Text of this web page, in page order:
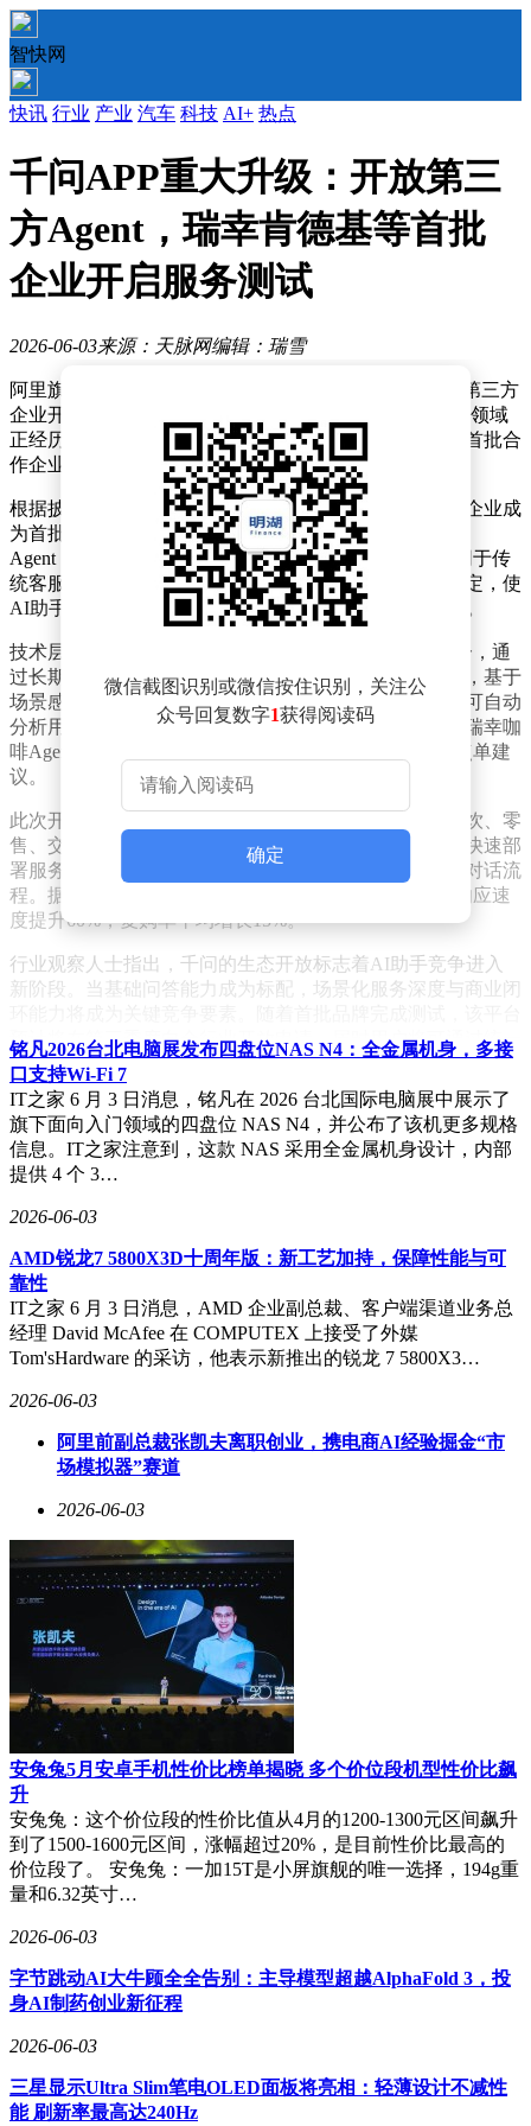
智快网
快讯 行业 产业 汽车 科技 AI+ 热点
千问APP重大升级：开放第三
方Agent，瑞幸肯德基等首批
企业开启服务测试
2026-06-03来源：天脉网编辑：瑞雪
阿里旗下千问APP近日宣布完成重大战略升级，正式向第三方
企业开放Agent与Skill生态体系。这一举措标志着AI助手领域
正经历从单一工具向综合性商业服务平台的深度转型，首批合
作企业已进入测试阶段并将逐步上线服务。
根据披露信息，瑞幸咖啡、东方航空、肯德基等十余家企业成
为首批战略合作伙伴。这些品牌将在千问平台构建专属
Agent，通过自然语言交互为用户提供个性化服务。不同于传
统客服系统，新平台支持企业自定义服务边界与角色设定，使
AI助手既能扮演专业旅行顾问，也可化身贴心咖啡管家。
技术层面，升级后的Agent系统具备两大核心能力：其一，通
过长期对话积累用户偏好，形成个性化服务记忆；其二，基于
场景感知主动触发服务流程。例如东方航空的智能助手可自动
分析用户历史行程，在航班异常时主动推送改签方案；瑞幸咖
啡Agent则能根据门店客流数据，提前向常客发送错峰点单建
议。
此次开放战略突破了平台自有服务的边界，形成覆盖餐饮、零
售、交通等多领域的服务矩阵。企业可通过标准化接口快速部
署服务入口，将订票、点餐、会员管理等核心功能嵌入对话流
程。据测试数据显示，接入Agent系统的企业用户服务响应速
度提升60%，复购率平均增长15%。
行业观察人士指出，千问的生态开放标志着AI助手竞争进入
新阶段。当基础问答能力成为标配，场景化服务深度与商业闭
预计将在第三季度向全行业开放申请，届时用户将可通过统一
入口获得跨品牌、跨场景的智能服务体验。
微信截图识别或微信按住识别，关注公
众号回复数字1获得阅读码
确定
铭凡2026台北电脑展发布四盘位NAS N4：全金属机身，多接
口支持Wi-Fi 7
IT之家 6 月 3 日消息，铭凡在 2026 台北国际电脑展中展示了
旗下面向入门领域的四盘位 NAS N4，并公布了该机更多规格
信息。IT之家注意到，这款 NAS 采用全金属机身设计，内部
提供 4 个 3…
2026-06-03
AMD锐龙7 5800X3D十周年版：新工艺加持，保障性能与可
靠性
IT之家 6 月 3 日消息，AMD 企业副总裁、客户端渠道业务总
经理 David McAfee 在 COMPUTEX 上接受了外媒
Tom'sHardware 的采访，他表示新推出的锐龙 7 5800X3…
2026-06-03
阿里前副总裁张凯夫离职创业，携电商AI经验掘金“市
场模拟器”赛道
2026-06-03
安兔兔5月安卓手机性价比榜单揭晓 多个价位段机型性价比飙
升
安兔兔：这个价位段的性价比值从4月的1200-1300元区间飙升
到了1500-1600元区间，涨幅超过20%，是目前性价比最高的
价位段了。 安兔兔：一加15T是小屏旗舰的唯一选择，194g重
量和6.32英寸…
2026-06-03
字节跳动AI大牛顾全全告别：主导模型超越AlphaFold 3，投
身AI制药创业新征程
2026-06-03
三星显示Ultra Slim笔电OLED面板将亮相：轻薄设计不减性
能 刷新率最高达240Hz